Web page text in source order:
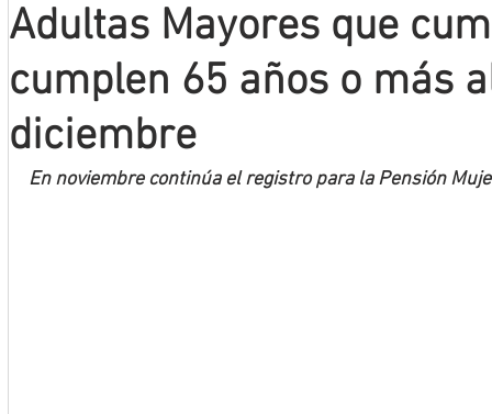
Adultas Mayores que
cumplen 65 años o más
diciembre
En noviembre continúa el registro para la Pensión